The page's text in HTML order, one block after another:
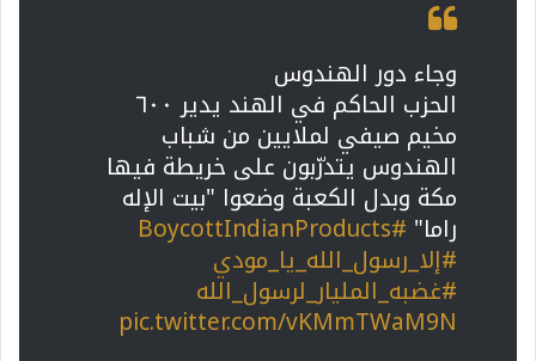
وجاء دور الهندوس
الحزب الحاكم في الهند يدير ٦٠٠
مخيم صيفي لملايين من شباب
الهندوس يتدرّبون على خريطة فيها
مكة وبدل الكعبة وضعوا "بيت الإله
راما" #BoycottIndianProducts
#إلا_رسول_الله_يا_مودي
#غضبه_المليار_لرسول_الله
pic.twitter.com/vKMmTWaM9N